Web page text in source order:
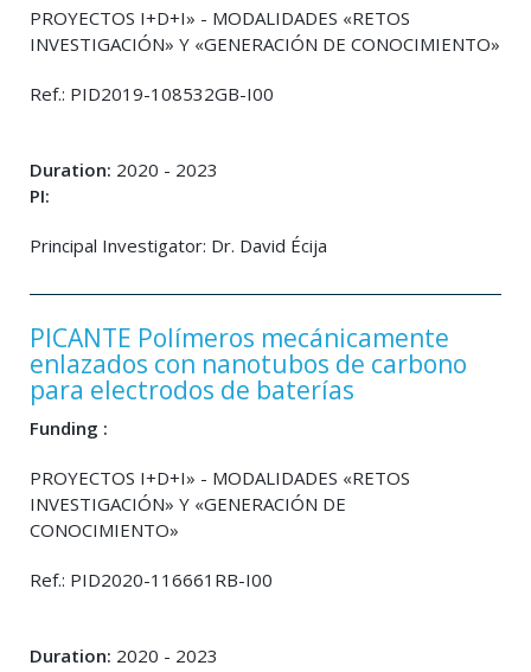
PROYECTOS I+D+I» - MODALIDADES «RETOS
INVESTIGACIÓN» Y «GENERACIÓN DE CONOCIMIENTO»
Ref.: PID2019-108532GB-I00
Duration: 2020 - 2023
PI:
Principal Investigator: Dr. David Écija
PICANTE Polímeros mecánicamente
enlazados con nanotubos de carbono
para electrodos de baterías
Funding :
PROYECTOS I+D+I» - MODALIDADES «RETOS
INVESTIGACIÓN» Y «GENERACIÓN DE
CONOCIMIENTO»
Ref.: PID2020-116661RB-I00
Duration: 2020 - 2023